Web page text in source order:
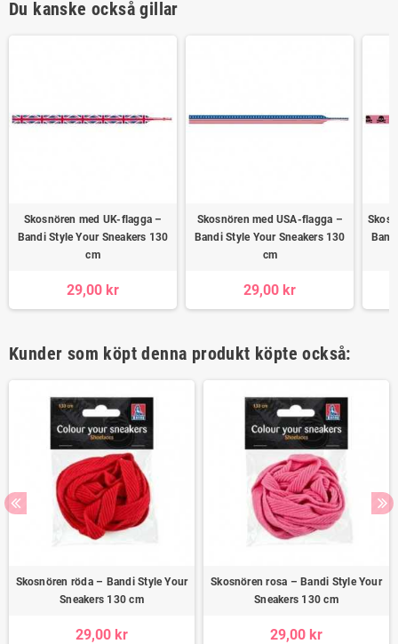
Du kanske också gillar
Skosnören med UK-flagga –
Bandi Style Your Sneakers 130
cm
29,00 kr
Skosnören med USA-flagga –
Bandi Style Your Sneakers 130
cm
29,00 kr
Kunder som köpt denna produkt köpte också:
Skosnören röda – Bandi Style Your
Sneakers 130 cm
29,00 kr
Skosnören rosa – Bandi Style Your
Sneakers 130 cm
29,00 kr